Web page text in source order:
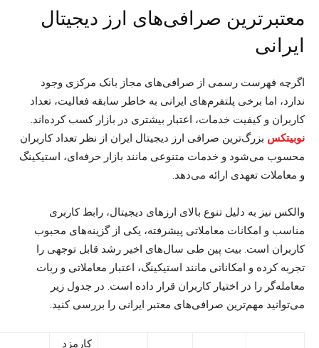
معتبرترین صرافی‌های ارز دیجیتال
ایرانی
اگرچه فهرست رسمی از صرافی‌های مجاز بانک مرکزی وجود
ندارد، اما برخی پلتفرم‌های ایرانی به خاطر سابقه فعالیت، تعداد
کاربران و کیفیت خدمات، اعتبار بیشتری در بازار کسب کرده‌اند.
نوبیتکس بزرگ‌ترین صرافی ارز دیجیتال ایران از نظر تعداد کاربران
محسوب می‌شود و خدمات متنوعی مانند بازار حرفه‌ای، استیکینگ
و معاملات تعهدی ارائه می‌دهد.
والکس نیز به دلیل تنوع بالای ارزهای دیجیتال، رابط کاربری
مناسب و امکانات معاملاتی پیشرفته، یکی از گزینه‌های محبوب
کاربران است. بیت پین طی سال‌های اخیر رشد قابل توجهی را
تجربه کرده و امکاناتی مانند استیکینگ، اعتبار معاملاتی و ربات
معامله‌گر را در اختیار کاربران قرار داده است. در جدول زیر
می‌توانید مهم‌ترین صرافی‌های معتبر ایرانی را بررسی کنید.
کارمزد